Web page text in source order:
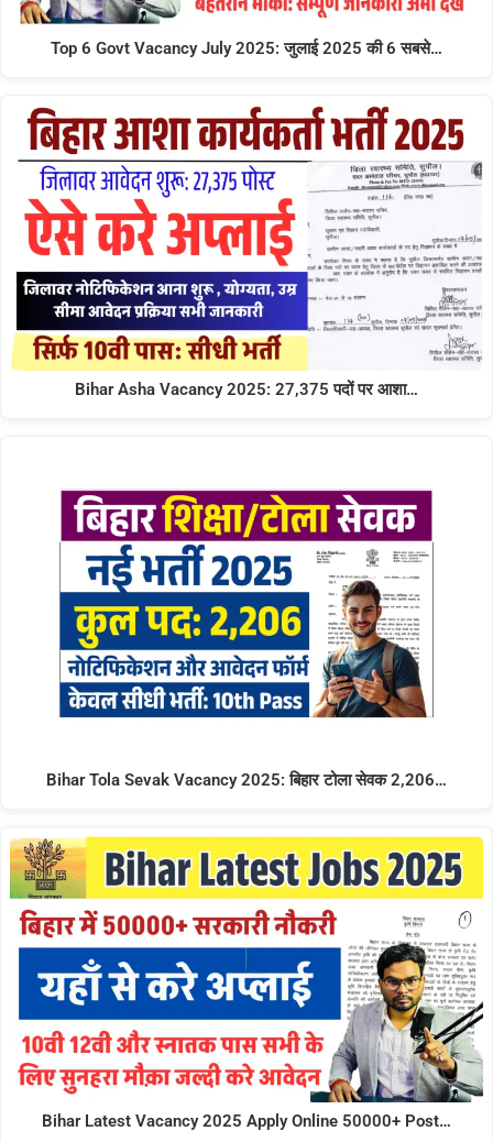
Top 6 Govt Vacancy July 2025: जुलाई 2025 की 6 सबसे…
Bihar Asha Vacancy 2025: 27,375 पदों पर आशा…
Bihar Tola Sevak Vacancy 2025: बिहार टोला सेवक 2,206…
Bihar Latest Vacancy 2025 Apply Online 50000+ Post…